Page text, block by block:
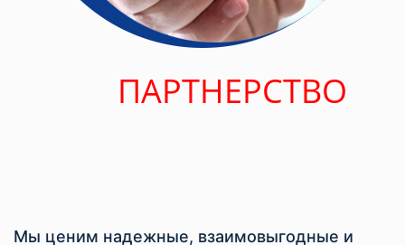
ПАРТНЕРСТВО
Мы ценим надежные, взаимовыгодные и